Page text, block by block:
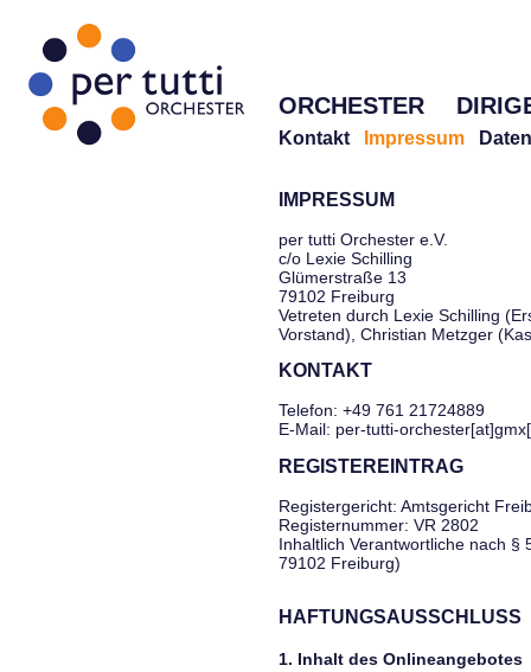
ORCHESTER
Kontakt Impressum
IMPRESSUM
per tutti Orchester e.V.
c/o Lexie Schilling
Glümerstraße 13
79102 Freiburg
Vetreten durch Lexie Schilling
Vorstand), Christian Metzger
KONTAKT
Telefon: +49 761 21724889
E-Mail: per-tutti-
REGISTEREINTRAG
Registergericht: Amtsgericht
Registernummer: VR 2802
Inhaltlich Verantwortliche nach §
79102 Freiburg)
HAFTUNGSAUSSCHLUSS
1. Inhalt des Onlineangebotes